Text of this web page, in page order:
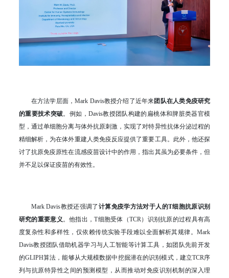
在方法学层面，Mark Davis教授介绍了近年来团队在人类免疫研究
的重要技术突破。例如，Davis教授团队构建的扁桃体和脾脏类器官模
型，通过单细胞分离与体外抗原刺激，实现了对特异性抗体分泌过程的
精细解析，为在体外重建人类免疫反应提供了重要工具。此外，他还探
讨了抗原免疫原性在流感疫苗设计中的作用，指出其虽为必要条件，但
并不足以保证疫苗的有效性。
Mark Davis教授还强调了 计算免疫学方法对于人的T细胞抗原识别
研究的重要意义 。他指出，T细胞受体（TCR）识别抗原的过程具有高
度复杂性和多样性，仅依赖传统实验手段难以全面解析其规律。Mark
Davis教授团队借助机器学习与人工智能等计算工具，如团队先前开发
的GLIPH算法，能够从大规模数据中挖掘潜在的识别模式，建立TCR序
列与抗原特异性之间的预测模型，从而推动对免疫识别机制的深入理